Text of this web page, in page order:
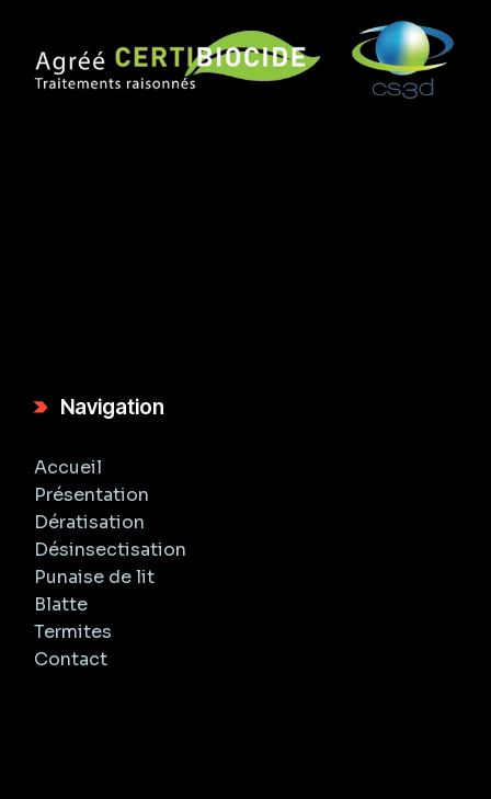
Navigation
Accueil
Présentation
Dératisation
Désinsectisation
Punaise de lit
Blatte
Termites
Contact